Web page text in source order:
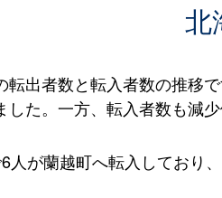
北
転出者数と転入者数の推移
した。一方、転入者数も減
人が蘭越町へ転入しており